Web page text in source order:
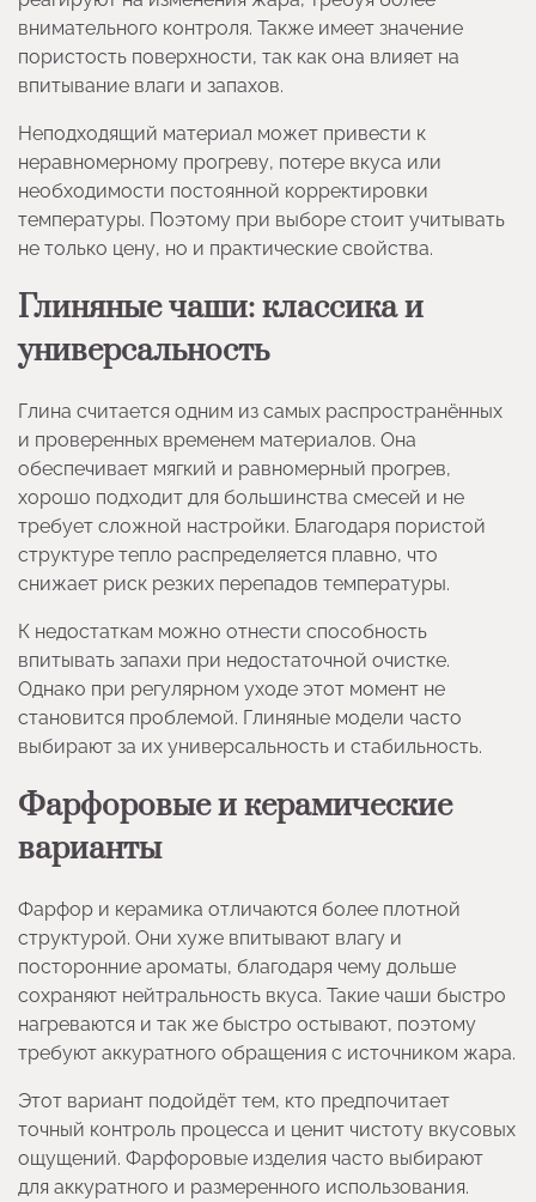
внимательного контроля. Также имеет значение
пористость поверхности, так как она влияет на
впитывание влаги и запахов.
Неподходящий материал может привести к
неравномерному прогреву, потере вкуса или
необходимости постоянной корректировки
температуры. Поэтому при выборе стоит учитывать
не только цену, но и практические свойства.
Глиняные чаши: классика и
универсальность
Глина считается одним из самых распространённых
и проверенных временем материалов. Она
обеспечивает мягкий и равномерный прогрев,
хорошо подходит для большинства смесей и не
требует сложной настройки. Благодаря пористой
структуре тепло распределяется плавно, что
снижает риск резких перепадов температуры.
К недостаткам можно отнести способность
впитывать запахи при недостаточной очистке.
Однако при регулярном уходе этот момент не
становится проблемой. Глиняные модели часто
выбирают за их универсальность и стабильность.
Фарфоровые и керамические
варианты
Фарфор и керамика отличаются более плотной
структурой. Они хуже впитывают влагу и
посторонние ароматы, благодаря чему дольше
сохраняют нейтральность вкуса. Такие чаши быстро
нагреваются и так же быстро остывают, поэтому
требуют аккуратного обращения с источником жара.
Этот вариант подойдёт тем, кто предпочитает
точный контроль процесса и ценит чистоту вкусовых
ощущений. Фарфоровые изделия часто выбирают
для аккуратного и размеренного использования.